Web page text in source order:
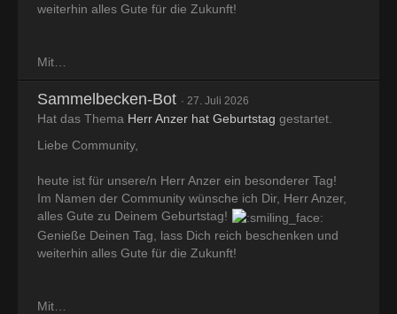
weiterhin alles Gute für die Zukunft!
Mit…
Sammelbecken-Bot 27. Juli 2026
Hat das Thema Herr Anzer hat Geburtstag gestartet.
Liebe Community,
heute ist für unsere/n Herr Anzer ein besonderer Tag!
Im Namen der Community wünsche ich Dir, Herr Anzer,
alles Gute zu Deinem Geburtstag!
Genieße Deinen Tag, lass Dich reich beschenken und
weiterhin alles Gute für die Zukunft!
Mit…